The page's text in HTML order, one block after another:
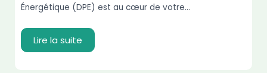
Énergétique (DPE) est au cœur de votre...
Lire la suite